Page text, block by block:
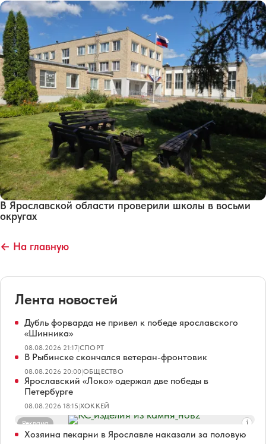
В Ярославской области проверили школы в восьми
округах
← На главную
Лента новостей
Дубль форварда не привел к победе ярославского
«Шинника»
08.08.2026 21:17|СПОРТ
В Рыбинске скончался ветеран-фронтовик
08.08.2026 20:00|ОБЩЕСТВО
Ярославский «Локо» одержал две победы в
Петербурге
08.08.2026 18:15|ХОККЕЙ
Реклама
Хозяина пекарни в Ярославле наказали за половую